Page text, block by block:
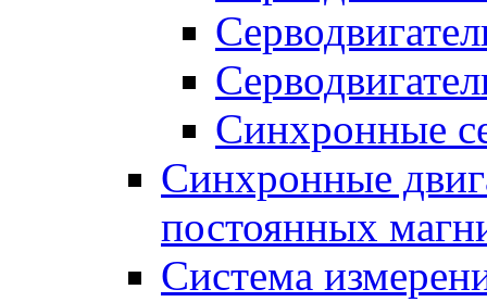
Синхронные
Синхронные
постоянных
Система